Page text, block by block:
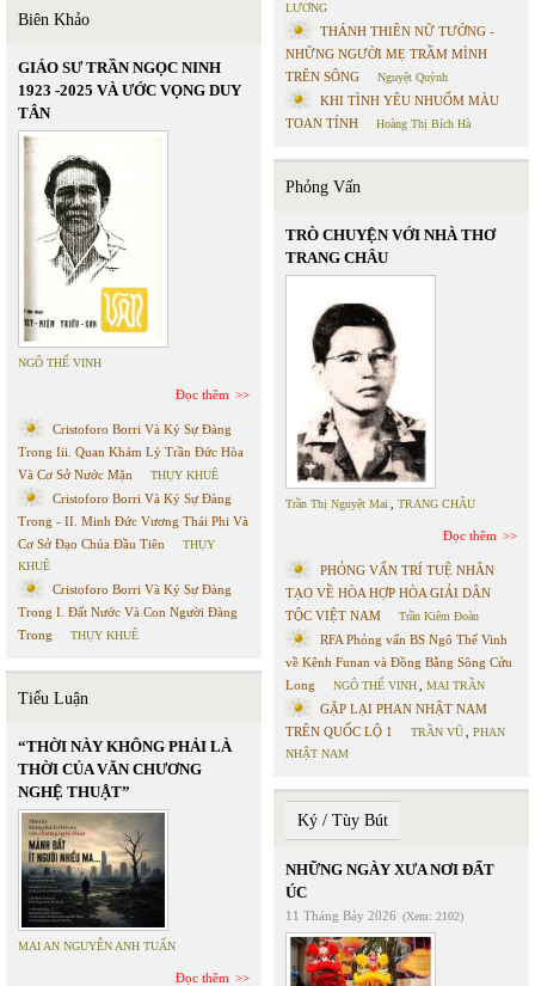
Biên Khảo
GIÁO SƯ TRẦN NGỌC NINH
1923 -2025 VÀ ƯỚC VỌNG DUY
TÂN
NGÔ THẾ VINH
Đọc thêm
Cristoforo Borri Và Ký Sự Đàng
Trong Iii. Quan Khám Lý Trần Đức Hòa
Và Cơ Sở Nước Mặn
THỤY KHUÊ
Cristoforo Borri Và Ký Sự Đàng
Trong - II. Minh Đức Vương Thái Phi Và
Cơ Sở Đạo Chúa Đầu Tiên
THỤY
KHUÊ
Cristoforo Borri Và Ký Sự Đàng
Trong I. Đất Nước Và Con Người Đàng
Trong
THỤY KHUÊ
Tiểu Luận
“THỜI NÀY KHÔNG PHẢI LÀ
THỜI CỦA VĂN CHƯƠNG
NGHỆ THUẬT”
MAI AN NGUYỄN ANH TUẤN
Đọc thêm
LƯƠNG
THÁNH THIÊN NỮ TƯỚNG -
NHỮNG NGƯỜI MẸ TRẦM MÌNH
TRÊN SÔNG
Nguyệt Quỳnh
KHI TÌNH YÊU NHUỐM MÀU
TOAN TÍNH
Hoàng Thị Bích Hà
Phỏng Vấn
TRÒ CHUYỆN VỚI NHÀ THƠ
TRANG CHÂU
Trần Thị Nguyệt Mai TRANG CHÂU
Đọc thêm
PHỎNG VẤN TRÍ TUỆ NHÂN
TẠO VỀ HÒA HỢP HÒA GIẢI DÂN
TỘC VIỆT NAM
Trần Kiêm Đoàn
RFA Phỏng vấn BS Ngô Thế Vinh
về Kênh Funan và Đồng Bằng Sông Cửu
Long
NGÔ THẾ VINH MAI TRẦN
GẶP LẠI PHAN NHẬT NAM
TRÊN QUỐC LỘ 1
TRẦN VŨ
PHAN
NHẬT NAM
Ký / Tùy Bút
NHỮNG NGÀY XƯA NƠI ĐẤT
ÚC
11 Tháng Bảy 2026 (Xem: 2102)